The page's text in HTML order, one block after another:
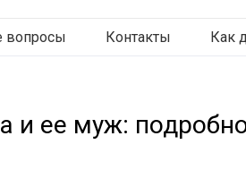
вопросы Контакты Как
и ее муж: